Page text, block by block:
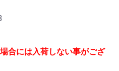
合には入荷しない事がござ